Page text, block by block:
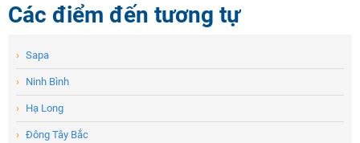
Các điểm đến tương tự
› Sapa
› Ninh Bình
› Hạ Long
› Đông Tây Bắc